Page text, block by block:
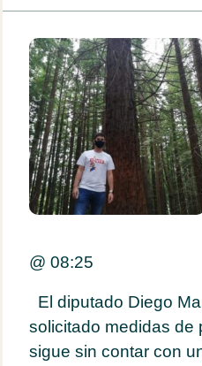
@ 08:25
El diputado Diego
solicitado medidas de
sigue sin contar con